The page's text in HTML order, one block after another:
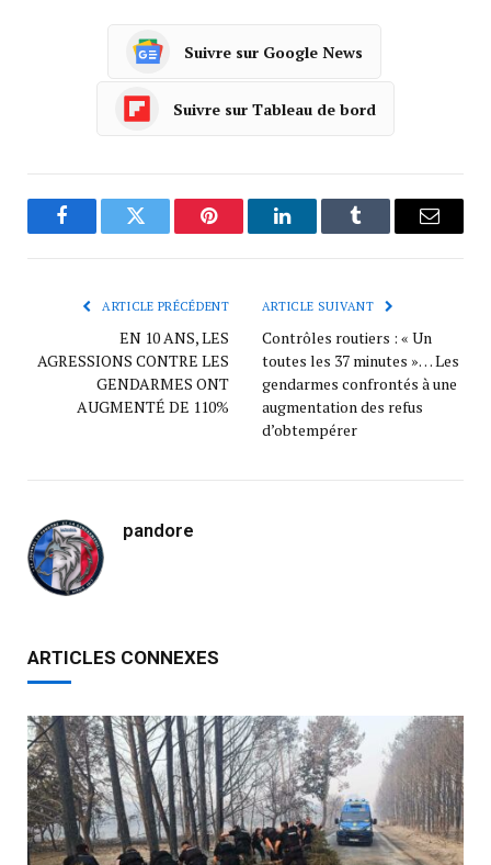
Suivre sur Google News
Suivre sur Tableau de bord
FacebookTwitter Pinterest LinkedInTumblr
ARTICLE PRÉCÉDENT
EN 10 ANS, LES
AGRESSIONS CONTRE LES
GENDARMES ONT
AUGMENTÉ DE 110%
ARTICLE SUIVANT
Contrôles routiers : « Un
toutes les 37 minutes »… Les
gendarmes confrontés à une
augmentation des refus
d’obtempérer
pandore
ARTICLES CONNEXES